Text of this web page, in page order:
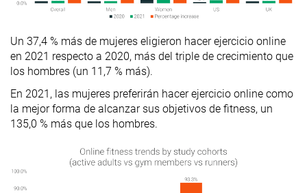
Un 37,4 % más de mujeres eligieron hacer ejercicio online
en 2021 respecto a 2020, más del triple de crecimiento que
los hombres (un 11,7 % más).
En 2021, las mujeres preferirán hacer ejercicio online como
la mejor forma de alcanzar sus objetivos de fitness, un
135,0 % más que los hombres.